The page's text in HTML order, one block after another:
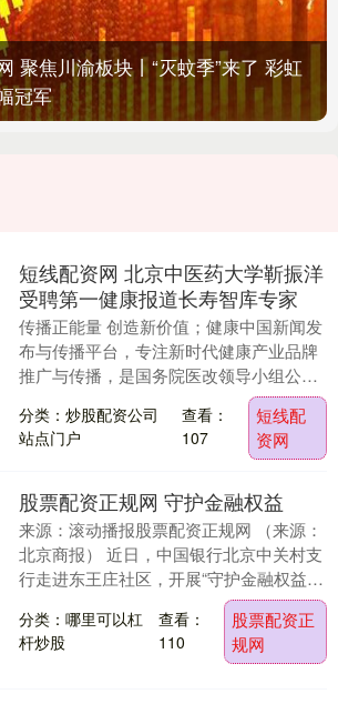
聚焦川渝板块丨“灭蚊季”来了 彩虹
冠军
短线配资网 北京中医药大学靳振洋
受聘第一健康报道长寿智库专家
传播正能量 创造新价值；健康中国新闻发
布与传播平台，专注新时代健康产业品牌
推广与传播，是国务院医改领导小组公开
表彰媒体。 聚焦健康中国 长寿智库（第一
健康报道北....
分类：炒股配资公司
站点门户
查看：
107
短线配
资网
股票配资正规网 守护金融权益
来源：滚动播报股票配资正规网 （来源：
北京商报） 近日，中国银行北京中关村支
行走进东王庄社区，开展“守护金融权益，
数智温暖民生”主题消保教育宣传活动。本
次活动旨....
分类：哪里可以杠
杆炒股
查看：
110
股票配资正
规网